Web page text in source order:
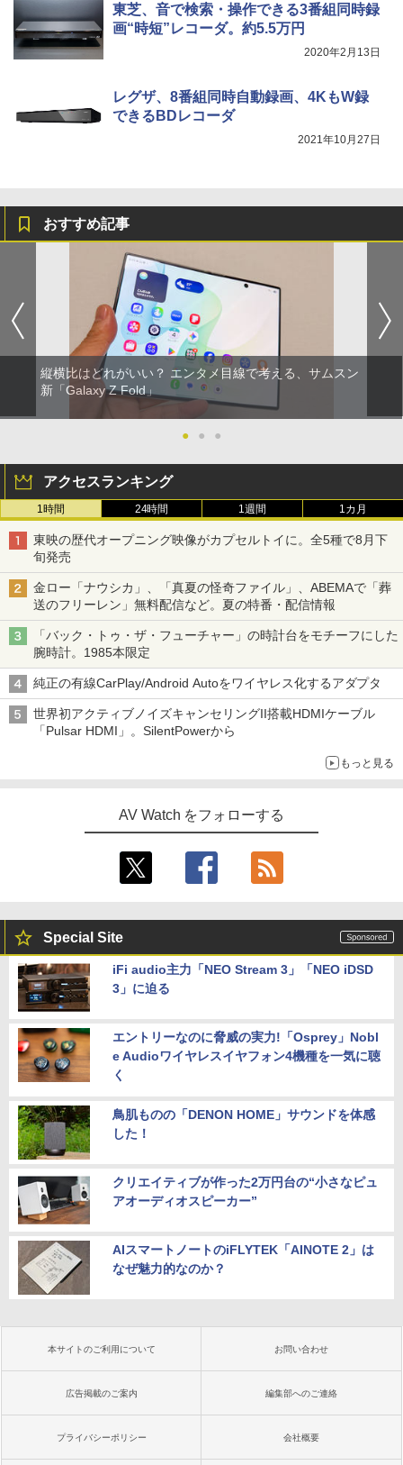
東芝、音で検索・操作できる3番組同時録
画“時短”レコーダ。約5.5万円
2020年2月13日
レグザ、8番組同時自動録画、4KもW録
できるBDレコーダ
2021年10月27日
おすすめ記事
縦横比はどれがいい？ エンタメ目線で考える、サムスン
新「Galaxy Z Fold」
● ● ●
アクセスランキング
1時間 24時間 1週間 1カ月
東映の歴代オープニング映像がカプセルトイに。全5種で8月下
旬発売
金ロー「ナウシカ」、「真夏の怪奇ファイル」、ABEMAで「葬
送のフリーレン」無料配信など。夏の特番・配信情報
「バック・トゥ・ザ・フューチャー」の時計台をモチーフにした
腕時計。1985本限定
純正の有線CarPlay/Android Autoをワイヤレス化するアダプタ
世界初アクティブノイズキャンセリングII搭載HDMIケーブル
「Pulsar HDMI」。SilentPowerから
もっと見る
AV Watch をフォローする
Special Site
iFi audio主力「NEO Stream 3」「NEO iDSD
3」に迫る
エントリーなのに脅威の実力!「Osprey」Nobl
e Audioワイヤレスイヤフォン4機種を一気に聴
く
鳥肌ものの「DENON HOME」サウンドを体感
した！
クリエイティブが作った2万円台の“小さなピュ
アオーディオスピーカー”
AIスマートノートのiFLYTEK「AINOTE 2」は
なぜ魅力的なのか？
本サイトのご利用について お問い合わせ
広告掲載のご案内 編集部へのご連絡
プライバシーポリシー 会社概要